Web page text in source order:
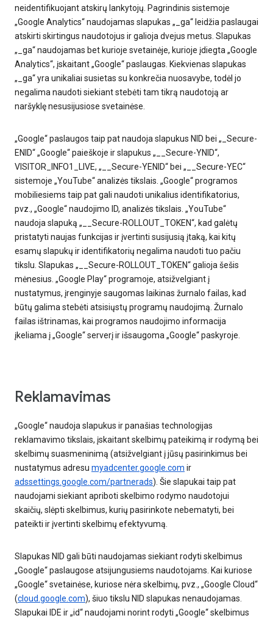
neidentifikuojant atskirų lankytojų. Pagrindinis sistemoje
„Google Analytics“ naudojamas slapukas „_ga“ leidžia paslaugai
atskirti skirtingus naudotojus ir galioja dvejus metus. Slapukas
„_ga“ naudojamas bet kurioje svetainėje, kurioje įdiegta „Google
Analytics“, įskaitant „Google“ paslaugas. Kiekvienas slapukas
„_ga“ yra unikaliai susietas su konkrečia nuosavybe, todėl jo
negalima naudoti siekiant stebėti tam tikrą naudotoją ar
naršyklę nesusijusiose svetainėse.
„Google“ paslaugos taip pat naudoja slapukus NID bei „_Secure-
ENID“ „Google“ paieškoje ir slapukus „__Secure-YNID“,
VISITOR_INFO1_LIVE, „__Secure-YENID“ bei „__Secure-YEC“
sistemoje „YouTube“ analizės tikslais. „Google“ programos
mobiliesiems taip pat gali naudoti unikalius identifikatorius,
pvz., „Google“ naudojimo ID, analizės tikslais. „YouTube“
naudoja slapuką „__Secure-ROLLOUT_TOKEN“, kad galėtų
pristatyti naujas funkcijas ir įvertinti susijusią įtaką, kai kitų
esamų slapukų ir identifikatorių negalima naudoti tuo pačiu
tikslu. Slapukas „__Secure-ROLLOUT_TOKEN“ galioja šešis
mėnesius. „Google Play“ programoje, atsižvelgiant į
nustatymus, įrenginyje saugomas laikinas žurnalo failas, kad
būtų galima stebėti atsisiųstų programų naudojimą. Žurnalo
failas ištrinamas, kai programos naudojimo informacija
įkeliama į „Google“ serverį ir išsaugoma „Google“ paskyroje.
Reklamavimas
„Google“ naudoja slapukus ir panašias technologijas
reklamavimo tikslais, įskaitant skelbimų pateikimą ir rodymą bei
skelbimų suasmeninimą (atsižvelgiant į jūsų pasirinkimus bei
nustatymus adresu myadcenter.google.com ir
adssettings.google.com/partnerads). Šie slapukai taip pat
naudojami siekiant apriboti skelbimo rodymo naudotojui
skaičių, slėpti skelbimus, kurių pasirinkote nebematyti, bei
pateikti ir įvertinti skelbimų efektyvumą.
Slapukas NID gali būti naudojamas siekiant rodyti skelbimus
„Google“ paslaugose atsijungusiems naudotojams. Kai kuriose
„Google“ svetainėse, kuriose nėra skelbimų, pvz., „Google Cloud“
(cloud.google.com), šiuo tikslu NID slapukas nenaudojamas.
Slapukai IDE ir „id“ naudojami norint rodyti „Google“ skelbimus